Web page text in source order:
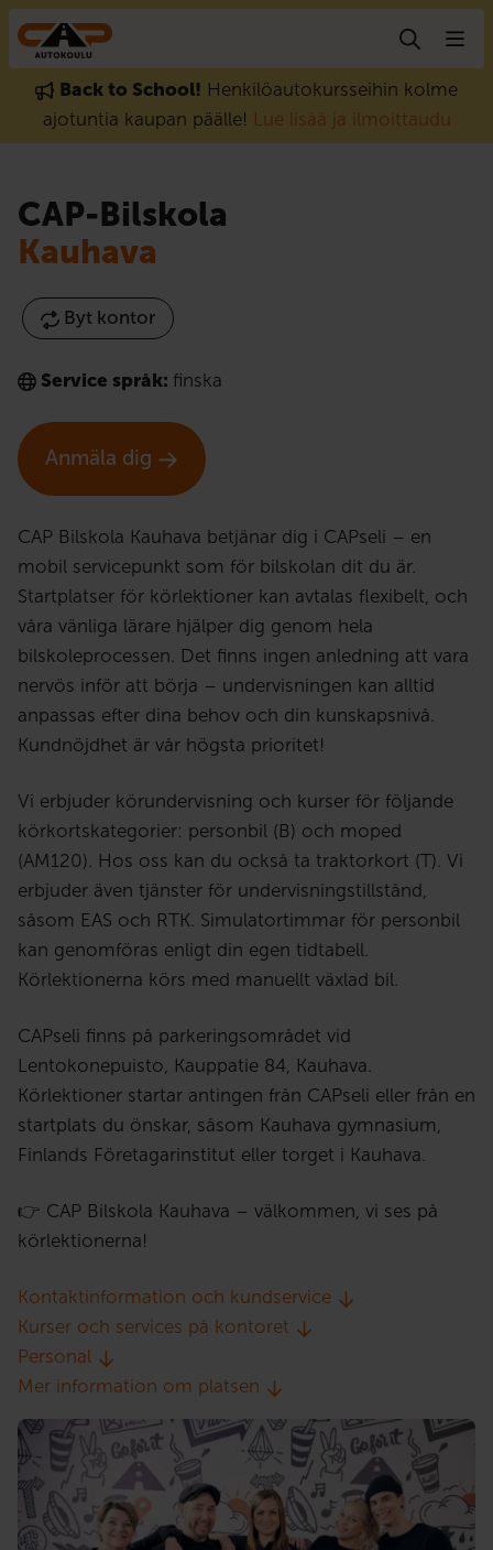
Gå till innehåll
Back to School! Henkilöautokursseihin kolme
ajotuntia kaupan päälle! Lue lisää ja ilmoittaudu
CAP-Bilskola
Kauhava
Byt kontor
Service språk: finska
Anmäla dig
CAP Bilskola Kauhava betjänar dig i CAPseli – en
mobil servicepunkt som för bilskolan dit du är.
Startplatser för körlektioner kan avtalas flexibelt, och
våra vänliga lärare hjälper dig genom hela
bilskoleprocessen. Det finns ingen anledning att vara
nervös inför att börja – undervisningen kan alltid
anpassas efter dina behov och din kunskapsnivå.
Kundnöjdhet är vår högsta prioritet!
Vi erbjuder körundervisning och kurser för följande
körkortskategorier: personbil (B) och moped
(AM120). Hos oss kan du också ta traktorkort (T). Vi
erbjuder även tjänster för undervisningstillstånd,
såsom EAS och RTK. Simulatortimmar för personbil
kan genomföras enligt din egen tidtabell.
Körlektionerna körs med manuellt växlad bil.
CAPseli finns på parkeringsområdet vid
Lentokonepuisto, Kauppatie 84, Kauhava.
Körlektioner startar antingen från CAPseli eller från en
startplats du önskar, såsom Kauhava gymnasium,
Finlands Företagarinstitut eller torget i Kauhava.
👉 CAP Bilskola Kauhava – välkommen, vi ses på
körlektionerna!
Kontaktinformation och kundservice
Kurser och services på kontoret
Personal
Mer information om platsen